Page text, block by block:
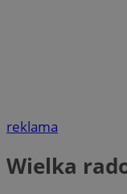
reklama
Wielka